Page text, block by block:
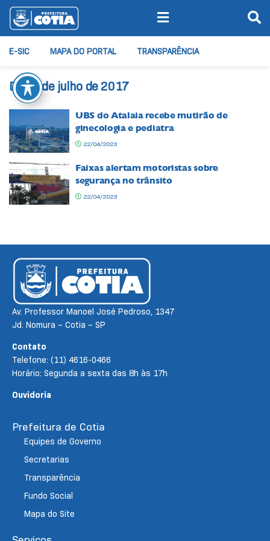
E-SIC MAPA DO PORTAL TRANSPARÊNCIA
Dia:4 de julho de 2017
UBS do Atalaia recebe mutirão de
ginecologia e pediatra
22/04/2023
Faixas alertam motoristas sobre
segurança no trânsito
22/04/2023
Av. Professor Manoel José Pedroso, 1347
Jd. Nomura – Cotia – SP
Contato
Telefone: (11) 4616-0466
Horário: Segunda a sexta das 8h às 17h
Ouvidoria
Prefeitura de Cotia
Equipes de Governo
Secretarias
Transparência
Fundo Social
Mapa do Site